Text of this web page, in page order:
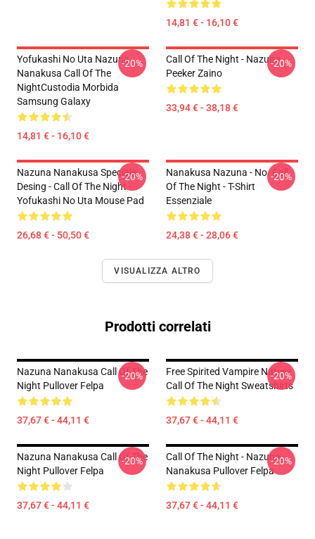
14,81 € - 16,10 €
Yofukashi No Uta Nazuna
Nanakusa Call Of The
NightCustodia Morbida
Samsung Galaxy
14,81 € - 16,10 €
-20%
Call Of The Night - Nazuna
Peeker Zaino
33,94 € - 38,18 €
-20%
Nazuna Nanakusa Speciale
Desing - Call Of The Night -
Yofukashi No Uta Mouse Pad
26,68 € - 50,50 €
-20%
Nanakusa Nazuna - No. Call
Of The Night - T-Shirt
Essenziale
24,38 € - 28,06 €
-20%
VISUALIZZA ALTRO
Prodotti correlati
Nazuna Nanakusa Call Of The
Night Pullover Felpa
37,67 € - 44,11 €
-20%
Free Spirited Vampire Nature
Call Of The Night Sweatshirts
37,67 € - 44,11 €
-20%
Nazuna Nanakusa Call Of The
Night Pullover Felpa
37,67 € - 44,11 €
-20%
Call Of The Night - Nazuna
Nanakusa Pullover Felpa
37,67 € - 44,11 €
-20%